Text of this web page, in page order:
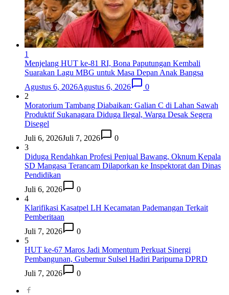
1
Menjelang HUT ke-81 RI, Bona Paputungan Kembali
Suarakan Lagu MBG untuk Masa Depan Anak Bangsa
Agustus 6, 2026Agustus 6, 2026
0
2
Moratorium Tambang Diabaikan: Galian C di Lahan Sawah
Produktif Sukanagara Diduga Ilegal, Warga Desak Segera
Disegel
Juli 6, 2026Juli 7, 2026
0
3
Diduga Rendahkan Profesi Penjual Bawang, Oknum Kepala
SD Mangasa Terancam Dilaporkan ke Inspektorat dan Dinas
Pendidikan
Juli 6, 2026
0
4
Klarifikasi Kasatpel LH Kecamatan Pademangan Terkait
Pemberitaan
Juli 7, 2026
0
5
HUT ke-67 Maros Jadi Momentum Perkuat Sinergi
Pembangunan, Gubernur Sulsel Hadiri Paripurna DPRD
Juli 7, 2026
0